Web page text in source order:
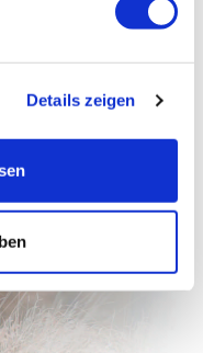
Details zeigen